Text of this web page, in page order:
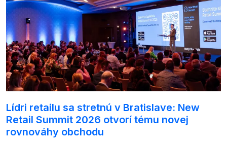
Lídri retailu sa stretnú v Bratislave: New
Retail Summit 2026 otvorí tému novej
rovnováhy obchodu